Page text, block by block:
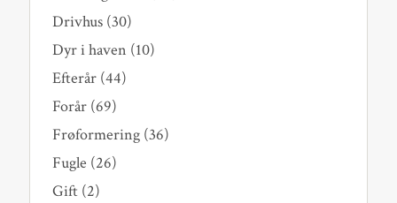
Drivhus(30)
Dyr i haven (10)
Efterår(44)
Forår(69)
Frøformering(36)
Fugle (26)
Gift(2)